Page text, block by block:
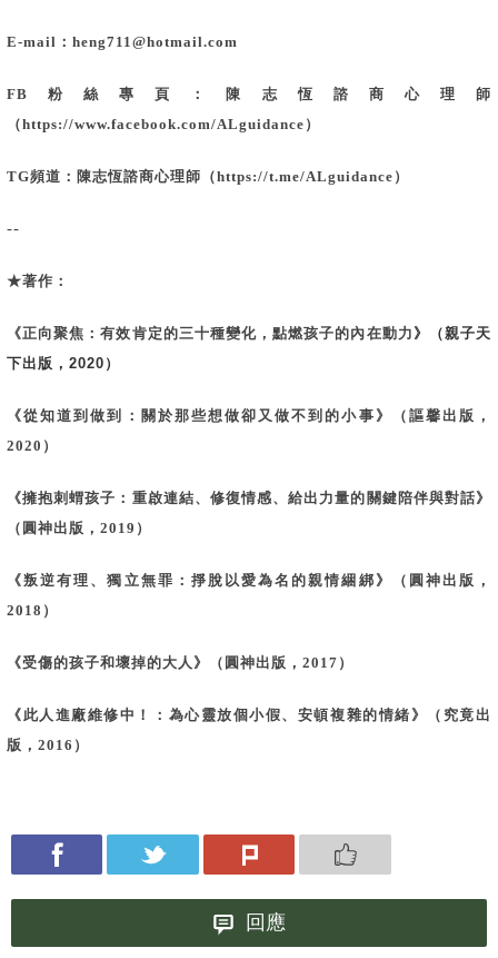
E-mail：heng711@hotmail.com
FB粉絲專頁：陳志恆諮商心理師
（https://www.facebook.com/ALguidance ）
TG頻道：陳志恆諮商心理師（https://t.me/ALguidance）
--
★著作：
《正向聚焦：有效肯定的三十種變化，點燃孩子的內在動力 》（親子天
下出版，2020）
《從知道到做到：關於那些想做卻又做不到的小事 》（謳馨出版，
2020）
《擁抱刺蝟孩子：重啟連結、修復情感、給出力量的關鍵陪伴與對話》
（圓神出版，2019）
《叛逆有理、獨立無罪：掙脫以愛為名的親情綑綁 》（圓神出版，
2018）
《受傷的孩子和壞掉的大人 》（圓神出版，2017）
《此人進廠維修中！：為心靈放個小假、安頓複雜的情緒》
（究竟出
版，2016）
回應